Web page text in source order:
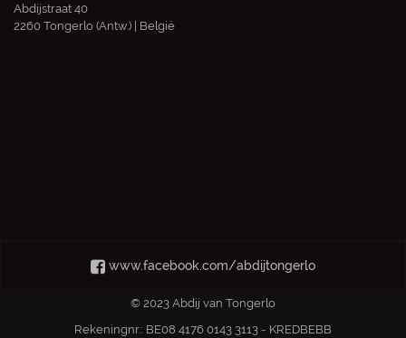
Abdijstraat 40
2260 Tongerlo (Antw.) | België
www.facebook.com/abdijtongerlo
© 2023 Abdij van Tongerlo
Rekeningnr.: BE08 4176 0143 3113 - KREDBEBB